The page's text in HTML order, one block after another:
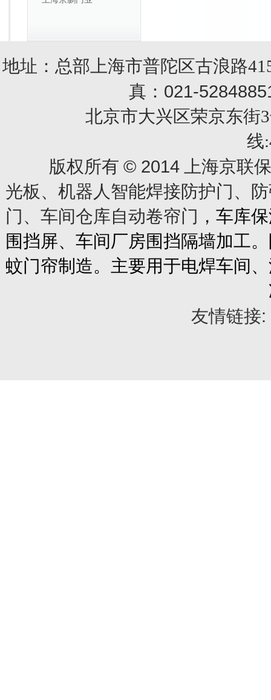
地址：总部上海市普陀区古浪路
真： 021-
北京市大兴区荣京东街3
线
版权所有 © 2014上海京联
光板、机器人智能焊接防护门、
门、车间仓库自动卷帘门 ，车库
围挡屏、车间厂房围挡隔墙加工
蚊门帘制造。主要用于电焊车间
友情链接: